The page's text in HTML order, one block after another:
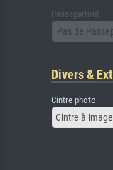
Passepartout
Pas de
Divers &
Cintre photo
Cintre à